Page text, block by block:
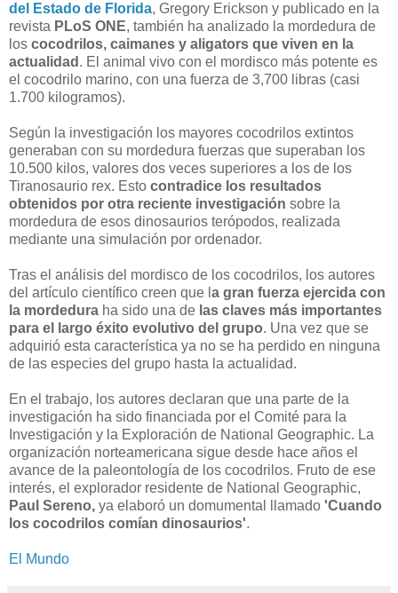
del Estado de Florida, Gregory Erickson y publicado en la
revista PLoS ONE, también ha analizado la mordedura de
los cocodrilos, caimanes y aligators que viven en la
actualidad . El animal vivo con el mordisco más potente es
el cocodrilo marino, con una fuerza de 3,700 libras (casi
1.700 kilogramos).
Según la investigación los mayores cocodrilos extintos
generaban con su mordedura fuerzas que superaban los
10.500 kilos, valores dos veces superiores a los de los
Tiranosaurio rex. Esto contradice los resultados
obtenidos por otra reciente investigación sobre la
mordedura de esos dinosaurios terópodos, realizada
mediante una simulación por ordenador.
Tras el análisis del mordisco de los cocodrilos, los autores
del artículo científico creen que l a gran fuerza ejercida con
la mordedura ha sido una de las claves más importantes
para el largo éxito evolutivo del grupo. Una vez que se
adquirió esta característica ya no se ha perdido en ninguna
de las especies del grupo hasta la actualidad.
En el trabajo, los autores declaran que una parte de la
investigación ha sido financiada por el Comité para la
Investigación y la Exploración de National Geographic. La
organización norteamericana sigue desde hace años el
avance de la paleontología de los cocodrilos. Fruto de ese
interés, el explorador residente de National Geographic,
Paul Sereno, ya elaboró un domumental llamado 'Cuando
los cocodrilos comían dinosaurios'.
El Mundo